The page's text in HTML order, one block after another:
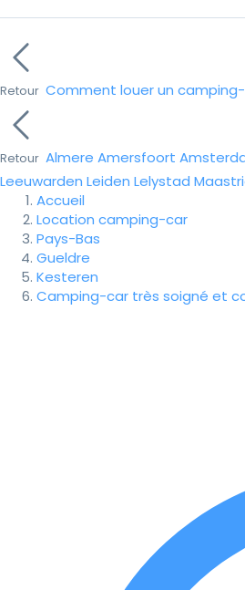
Retour Comment louer un
Retour Almere Amersfoort
Leeuwarden Leiden Lelystad
Accueil
Location camping-car
Pays-Bas
Gueldre
Kesteren
Camping-car très soigné et